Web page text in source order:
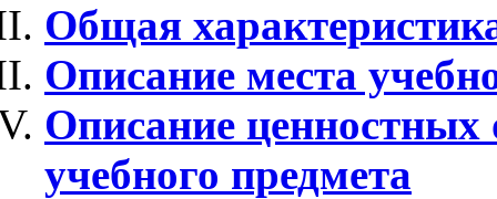
Общая
Описание места
Описание ценностных
учебного предмета